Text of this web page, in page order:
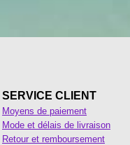
SERVICE CLIENT
Moyens de paiement
Mode et délais de livraison
Retour et remboursement